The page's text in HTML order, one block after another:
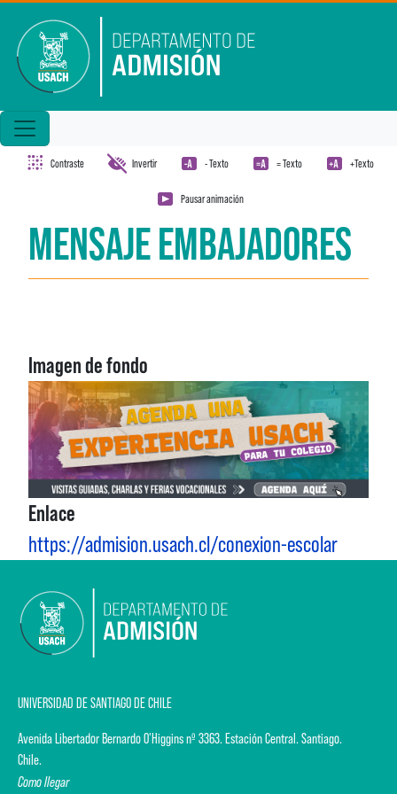
Contraste Invertir - Texto = Texto +Texto
Pausar animación
MENSAJE EMBAJADORES
Imagen de fondo
Enlace
https://admision.usach.cl/conexion-escolar
UNIVERSIDAD DE SANTIAGO DE CHILE
Avenida Libertador Bernardo O'Higgins nº 3363. Estación Central. Santiago.
Chile.
Como llegar